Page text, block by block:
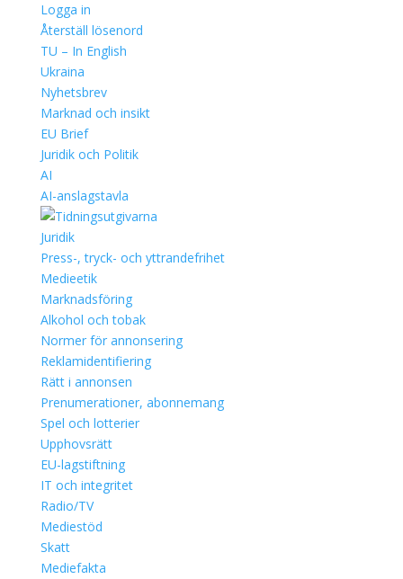
Logga in
Återställ lösenord
TU – In English
Ukraina
Nyhetsbrev
Marknad och insikt
EU Brief
Juridik och Politik
AI
AI-anslagstavla
Juridik
Press-, tryck- och yttrandefrihet
Medieetik
Marknadsföring
Alkohol och tobak
Normer för annonsering
Reklamidentifiering
Rätt i annonsen
Prenumerationer, abonnemang
Spel och lotterier
Upphovsrätt
EU-lagstiftning
IT och integritet
Radio/TV
Mediestöd
Skatt
Mediefakta